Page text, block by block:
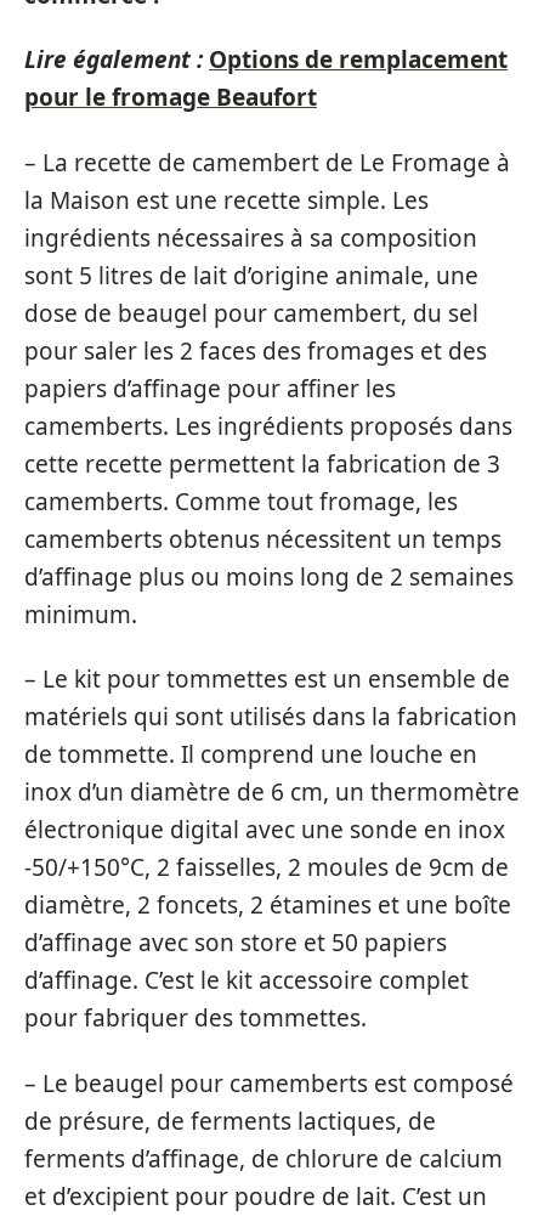
Lire également : Options de remplacement
pour le fromage Beaufort
– La recette de camembert de Le Fromage à
la Maison est une recette simple. Les
ingrédients nécessaires à sa composition
sont 5 litres de lait d’origine animale, une
dose de beaugel pour camembert, du sel
pour saler les 2 faces des fromages et des
papiers d’affinage pour affiner les
camemberts. Les ingrédients proposés dans
cette recette permettent la fabrication de 3
camemberts. Comme tout fromage, les
camemberts obtenus nécessitent un temps
d’affinage plus ou moins long de 2 semaines
minimum.
– Le kit pour tommettes est un ensemble de
matériels qui sont utilisés dans la fabrication
de tommette. Il comprend une louche en
inox d’un diamètre de 6 cm, un thermomètre
électronique digital avec une sonde en inox
-50/+150°C, 2 faisselles, 2 moules de 9cm de
diamètre, 2 foncets, 2 étamines et une boîte
d’affinage avec son store et 50 papiers
d’affinage. C’est le kit accessoire complet
pour fabriquer des tommettes.
– Le beaugel pour camemberts est composé
de présure, de ferments lactiques, de
ferments d’affinage, de chlorure de calcium
et d’excipient pour poudre de lait. C’est un